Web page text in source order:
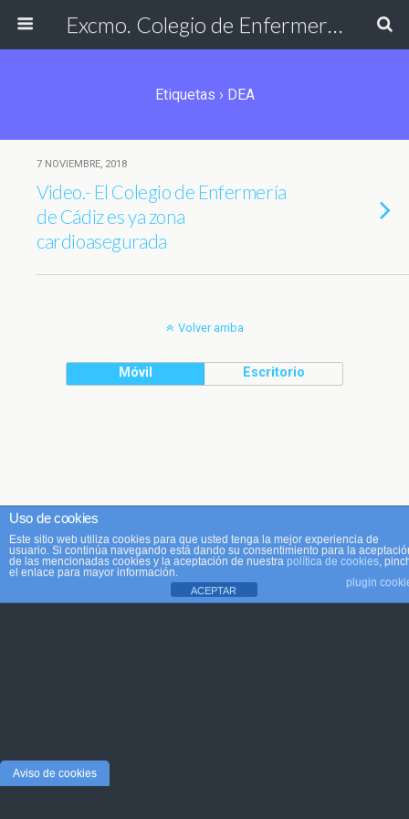
Excmo. Colegio de Enfermería de Cádiz
Etiquetas › DEA
7 NOVIEMBRE, 2018
Video.- El Colegio de Enfermería
de Cádiz es ya zona
cardioasegurada
Volver arriba
Móvil Escritorio
Uso de cookies
Este sitio web utiliza cookies para que usted tenga la mejor experiencia de
usuario. Si continúa navegando está dando su consentimiento para la
de las mencionadas cookies y la aceptación de nuestra política de cookies,
el enlace para mayor información.
plugin
ACEPTAR
Aviso de cookies